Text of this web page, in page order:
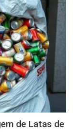
de Latas de